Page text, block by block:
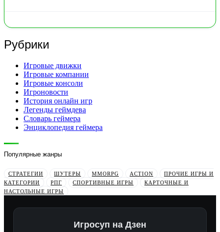
Рубрики
Игровые движки
Игровые компании
Игровые консоли
Игроновости
История онлайн игр
Легенды геймдева
Словарь геймера
Энциклопедия геймера
Популярные жанры
СТРАТЕГИИ ШУТЕРЫ MMORPG ACTION
ПРОЧИЕ ИГРЫ И
КАТЕГОРИИ
РПГ СПОРТИВНЫЕ ИГРЫ
КАРТОЧНЫЕ И
НАСТОЛЬНЫЕ ИГРЫ
Игросуп на Дзен